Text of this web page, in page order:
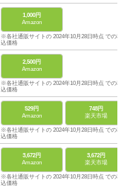
1,000円
Amazon
※各社通販サイトの 2024年10月28日時点 での税
込価格
2,500円
Amazon
※各社通販サイトの 2024年10月28日時点 での税
込価格
529円
Amazon
748円
楽天市場
※各社通販サイトの 2024年10月28日時点 での税
込価格
3,672円
Amazon
3,672円
楽天市場
※各社通販サイトの 2024年10月28日時点 での税
込価格